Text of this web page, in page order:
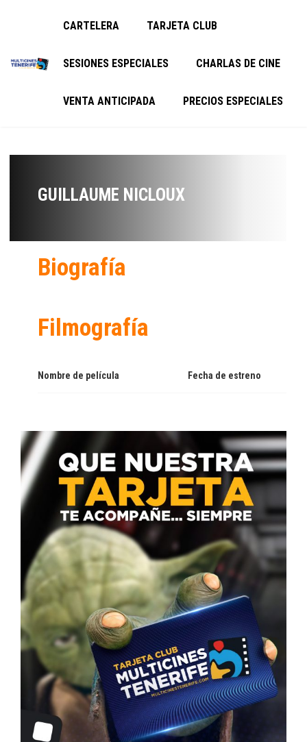
CARTELERA TARJETA CLUB
SESIONES ESPECIALES CHARLAS DE CINE
VENTA ANTICIPADA PRECIOS ESPECIALES
GUILLAUME NICLOUX
Biografía
Filmografía
Nombre de película Fecha de estreno